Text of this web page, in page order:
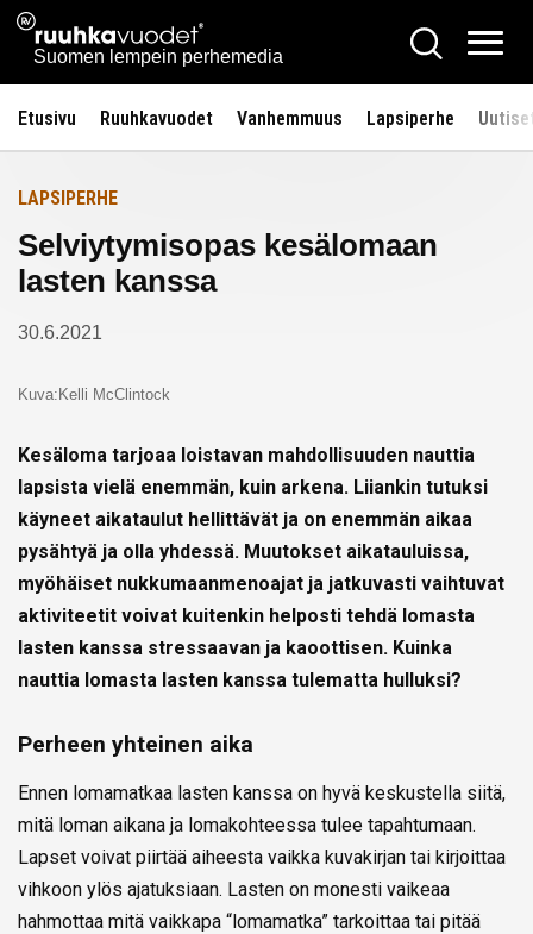
Siirry
sisältöön
Ruuhkavuodet.fi
Suomen lempein perhemedia
Hae
Etusivu Ruuhkavuodet Vanhemmuus Lapsiperhe
Etusivulle
LAPSIPERHE
Selviytymisopas kesälomaan
lasten kanssa
30.6.2021
Kuva:Kelli McClintock
Kesäloma tarjoaa loistavan mahdollisuuden nauttia
lapsista vielä enemmän, kuin arkena. Liiankin tutuksi
käyneet aikataulut hellittävät ja on enemmän aikaa
pysähtyä ja olla yhdessä. Muutokset aikatauluissa,
myöhäiset nukkumaanmenoajat ja jatkuvasti vaihtuvat
aktiviteetit voivat kuitenkin helposti tehdä lomasta
lasten kanssa stressaavan ja kaoottisen. Kuinka
nauttia lomasta lasten kanssa tulematta hulluksi?
Perheen yhteinen aika
Ennen lomamatkaa lasten kanssa on hyvä keskustella siitä,
mitä loman aikana ja lomakohteessa tulee tapahtumaan.
Lapset voivat piirtää aiheesta vaikka kuvakirjan tai kirjoittaa
vihkoon ylös ajatuksiaan. Lasten on monesti vaikeaa
hahmottaa mitä vaikkapa “lomamatka” tarkoittaa tai pitää